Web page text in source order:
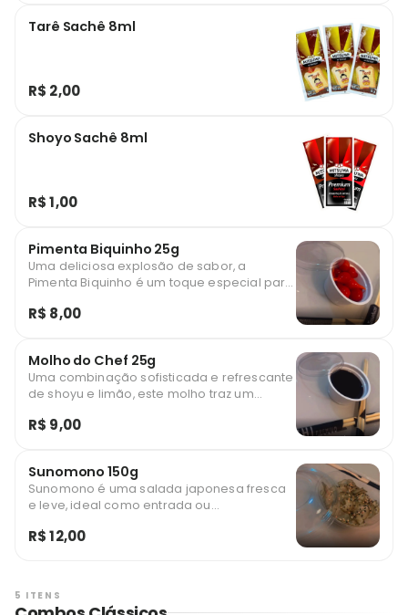
Tarê Sachê 8ml
R$ 2,00
Shoyo Sachê 8ml
R$ 1,00
Pimenta Biquinho 25g
Uma deliciosa explosão de sabor, a
Pimenta Biquinho é um toque especial para
Conhecida por seu sabor suave e
entre picância e frescor. Ideal para
complementar sushi, sashimi ou pratos
quentes, a Pimenta Biquinho é apresentada
sofisticação e autenticidade à sua
R$ 8,00
Molho do Chef 25g
Uma combinação sofisticada e refrescante
de shoyu e limão, este molho traz um
e a acidez cítrica do limão. Perfeito para
porção oferece o toque ideal de sabor
para realçar a experiência gastronômica,
sem sobrecarregar o paladar.
R$ 9,00
Sunomono 150g
Sunomono é uma salada japonesa fresca
e leve, ideal como entrada ou
prato traz finas fatias de pepino crocante,
R$ 12,00
5 ITENS